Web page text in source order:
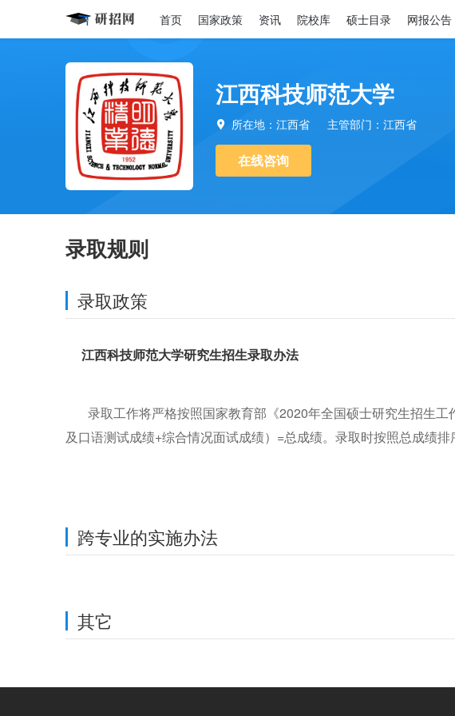
首页 国家政策 资讯 院校库 硕士目录 网报公告
江西科技师范大学
 所在地：江西省 主管部门：江西省
在线咨询
录取规则
录取政策
江西科技师范大学研究生招生录取办法
录取工作将严格按照国家教育部《2020年全国硕士研究生招生工
及口语测试成绩+综合情况面试成绩）=总成绩。录取时按照总成绩排
跨专业的实施办法
其它